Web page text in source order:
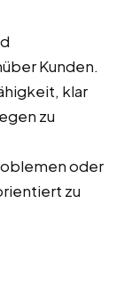
Kunden.
klar
zu
oder
zu